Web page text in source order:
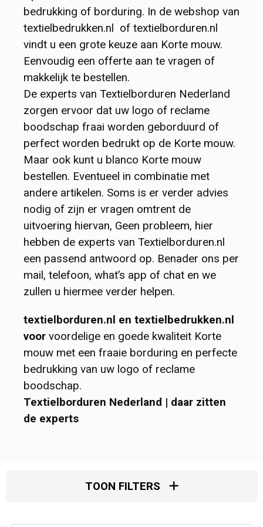
Jassen
Bodywarmers
Blazers & Colberts
Gilets & Hesjes
Horeca Keuken kleding
Broeken & Shorts
Rokken & Jurken
Overalls & Bretelbroeken
Reflecterende kleding
Regenkleding
Ondergoed & Nachtkleding
Peuter- & Babykleding
Badjassen
Surfponcho's
Custom Made Handdoek
Tafelkleden en servetten
Wellness
Omslagdoeken
Baby- & Kinder badstof
Washandjes
Ovenwanten & Pannenlappen
Sublimatie handdoeken
Badslippers
Jute tassen
Katoenen Draagtassen & Totebags
Kledingtassen
Koeltassen en Koelboxen
Koffers en Trolleys
Laptoptassen & Laptophoezen
Non Woven tassen
Papieren tassen
Reistassen
Rugzakken & Rugtassen
Schoenentassen
Schoudertassen
Sport Caps
Kindercaps en kindermutsen
Winter caps
Werk Caps
Custom Made Pet
Hoeden en hats
Bucket Hats
Custom Made Hat
Mutsen & Beanies
Sport Mutsen
Werk Mutsen
Bivakmuts
Custom Made Muts
Galerij
bedrukking of borduring. In de webshop van
textielbedrukken.nl of textielborduren.nl
vindt u een grote keuze aan Korte mouw.
Eenvoudig een offerte aan te vragen of
makkelijk te bestellen.
De experts van Textielborduren Nederland
zorgen ervoor dat uw logo of reclame
boodschap fraai worden geborduurd of
perfect worden bedrukt op de Korte mouw.
Maar ook kunt u blanco Korte mouw
bestellen. Eventueel in combinatie met
andere artikelen. Soms is er verder advies
nodig of zijn er vragen omtrent de
uitvoering hiervan, Geen probleem, hier
hebben de experts van Textielborduren.nl
een passend antwoord op. Benader ons per
mail, telefoon, what’s app of chat en we
zullen u hiermee verder helpen.
textielborduren.nl en textielbedrukken.nl
voorvoordelige en goede kwaliteit Korte
mouw met een fraaie borduring en perfecte
bedrukking van uw logo of reclame
boodschap.
Textielborduren Nederland | daar zitten
de experts
TOON FILTERS